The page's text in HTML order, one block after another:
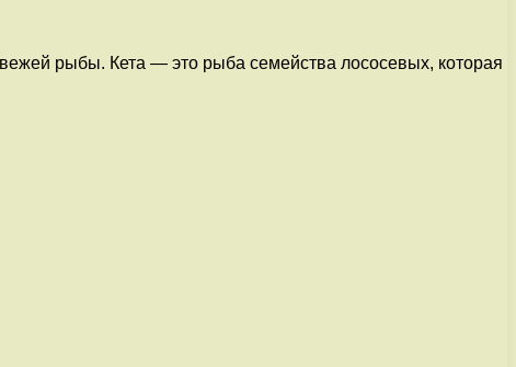
рыбы. Кета — это рыба семейства лососевых, которая